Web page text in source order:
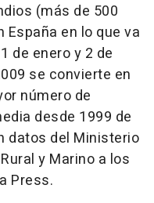
(más de 500
en lo que va
de enero y 2 de
se convierte en
número de
desde 1999 de
datos del Ministerio
y Marino a los
Press.